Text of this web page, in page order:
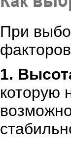
При
1.
которую